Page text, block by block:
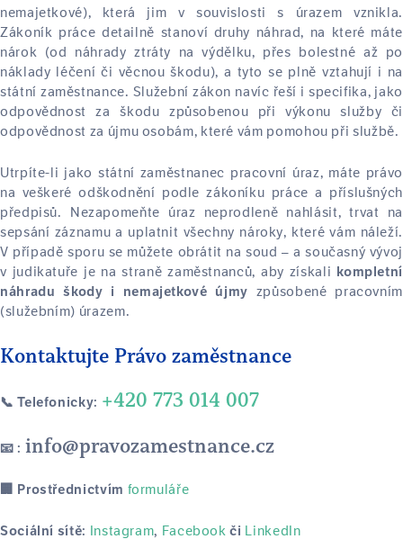
nemajetkové), která jim v souvislosti s úrazem vznikla.
Zákoník práce detailně stanoví druhy náhrad, na které máte
nárok (od náhrady ztráty na výdělku, přes bolestné až po
náklady léčení či věcnou škodu), a tyto se plně vztahují i na
státní zaměstnance. Služební zákon navíc řeší i specifika, jako
odpovědnost za škodu způsobenou při výkonu služby či
odpovědnost za újmu osobám, které vám pomohou při službě.
Utrpíte-li jako státní zaměstnanec pracovní úraz, máte právo
na veškeré odškodnění podle zákoníku práce a příslušných
předpisů. Nezapomeňte úraz neprodleně nahlásit, trvat na
sepsání záznamu a uplatnit všechny nároky, které vám náleží.
V případě sporu se můžete obrátit na soud – a současný vývoj
v judikatuře je na straně zaměstnanců, aby získali kompletní
náhradu škody i nemajetkové újmy způsobené pracovním
(služebním) úrazem.
Kontaktujte Právo zaměstnance
📞 Telefonicky: +420 773 014 007
📧 : info@pravozamestnance.cz
🏢 Prostřednictvím formuláře
Sociální sítě: Instagram, Facebook či LinkedIn